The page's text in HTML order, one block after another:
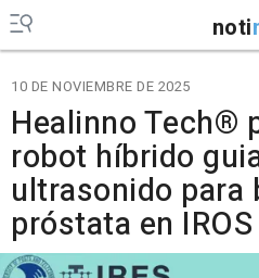
noti
10 DE NOVIEMBRE DE 2025
Healinno Tech®
robot híbrido
ultrasonido para
próstata en